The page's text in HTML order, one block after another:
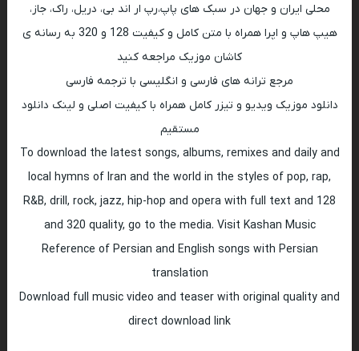
محلی ایران و جهان در سبک های پاپ،رپ ار اند بی، دریل، راک، جاز،
هیپ هاپ و اپرا همراه با متن کامل و کیفیت 128 و 320 به رسانه ی
کاشان موزیک مراجعه کنید
مرجع ترانه های فارسی و انگلیسی با ترجمه فارسی
دانلود موزیک ویدیو و تیزر کامل همراه با کیفیت اصلی و لینک دانلود
مستقیم
To download the latest songs, albums, remixes and daily and
local hymns of Iran and the world in the styles of pop, rap,
R&B, drill, rock, jazz, hip-hop and opera with full text and 128
and 320 quality, go to the media. Visit Kashan Music
Reference of Persian and English songs with Persian
translation
Download full music video and teaser with original quality and
direct download link